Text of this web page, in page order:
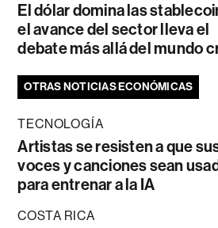
El dólar domina las
el avance del sector lleva el
debate más allá del mundo
OTRAS NOTICIAS ECONÓMICAS
TECNOLOGÍA
Artistas se resisten a que
voces y canciones sean
para entrenar a la IA
COSTA RICA